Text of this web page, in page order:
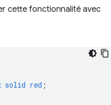
cette fonctionnalité avec
solid red ;